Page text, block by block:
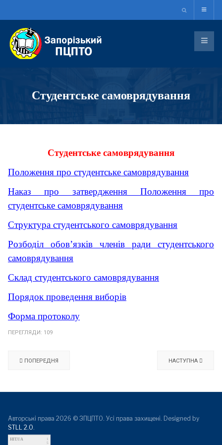
Студентське самоврядування
Студентське самоврядування
Положення про студентське самоврядування
Наказ про затвердження Положення про
студентське самоврядування
Структура студентського самоврядування
Розбоділ обов’язків членів ради студентського
самоврядування
Склад студентського самоврядування
Порядок проведення виборів
Форма протоколу
ПЕРЕГЛЯДИ: 109
ПОПЕРЕДНЯ НАСТУПНА
Авторські права 2026 © ЗПЦПТО. Усі права захищені. Designed by
STLL 2.0
HIT.UA
1
5